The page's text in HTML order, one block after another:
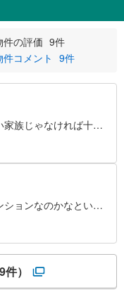
件の評価 9件
件コメント 9件
族じゃなければ十
ョンなのかなという
件）